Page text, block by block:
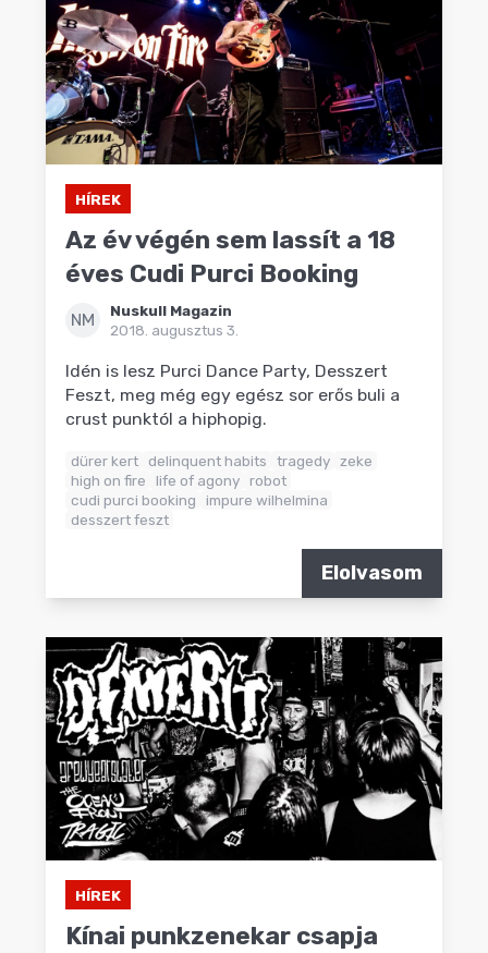
HÍREK
Az év végén sem lassít a 18
éves Cudi Purci Booking
NM
Nuskull Magazin
2018. augusztus 3.
Idén is lesz Purci Dance Party, Desszert
Feszt, meg még egy egész sor erős buli a
crust punktól a hiphopig.
dürer kert delinquent habits tragedy zeke
high on fire
life of agony robot
cudi purci booking
impure wilhelmina
desszert feszt
Elolvasom
HÍREK
Kínai punkzenekar csapja